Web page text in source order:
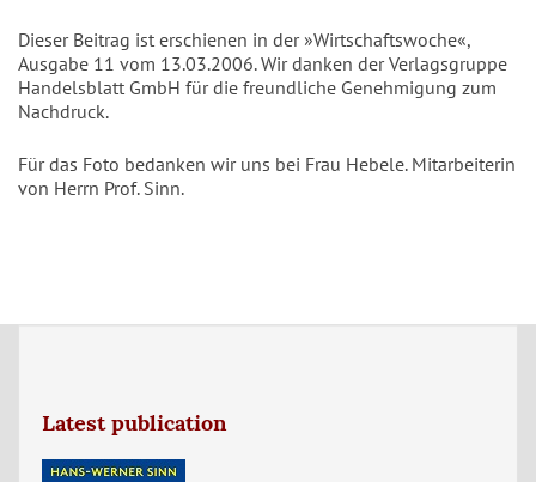
Dieser Beitrag ist erschienen in der »Wirtschaftswoche«,
Ausgabe 11 vom 13.03.2006. Wir danken der Verlagsgruppe
Handelsblatt GmbH für die freundliche Genehmigung zum
Nachdruck.
Für das Foto bedanken wir uns bei Frau Hebele. Mitarbeiterin
von Herrn Prof. Sinn.
Latest publication